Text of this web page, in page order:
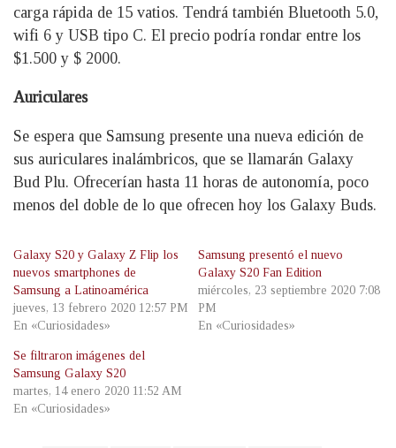
carga rápida de 15 vatios. Tendrá también Bluetooth 5.0,
wifi 6 y USB tipo C. El precio podría rondar entre los
$1.500 y $ 2000.
Auriculares
Se espera que Samsung presente una nueva edición de
sus auriculares inalámbricos, que se llamarán Galaxy
Bud Plu. Ofrecerían hasta 11 horas de autonomía, poco
menos del doble de lo que ofrecen hoy los Galaxy Buds.
Galaxy S20 y Galaxy Z Flip los
nuevos smartphones de
Samsung a Latinoamérica
jueves, 13 febrero 2020 12:57 PM
En «Curiosidades»
Samsung presentó el nuevo
Galaxy S20 Fan Edition
miércoles, 23 septiembre 2020 7:08
PM
En «Curiosidades»
Se filtraron imágenes del
Samsung Galaxy S20
martes, 14 enero 2020 11:52 AM
En «Curiosidades»